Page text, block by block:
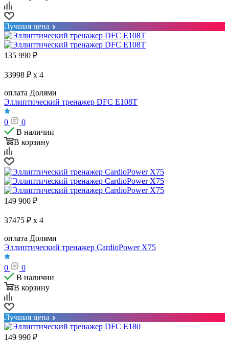
Лучшая цена
135 990 ₽
33998 ₽ x 4
оплата Долями
Эллиптический тренажер DFC E108T
0
0
В наличии
В корзину
149 900 ₽
37475 ₽ x 4
оплата Долями
Эллиптический тренажер CardioPower X75
0
0
В наличии
В корзину
Лучшая цена
149 990 ₽